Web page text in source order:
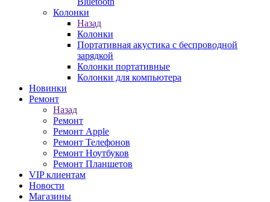
Колонки
Назад
Колонки
Портативная акустика с беспроводной
зарядкой
Колонки портативные
Колонки для компьютера
Новинки
Ремонт
Назад
Ремонт
Ремонт Apple
Ремонт Телефонов
Ремонт Ноутбуков
Ремонт Планшетов
VIP клиентам
Новости
Магазины